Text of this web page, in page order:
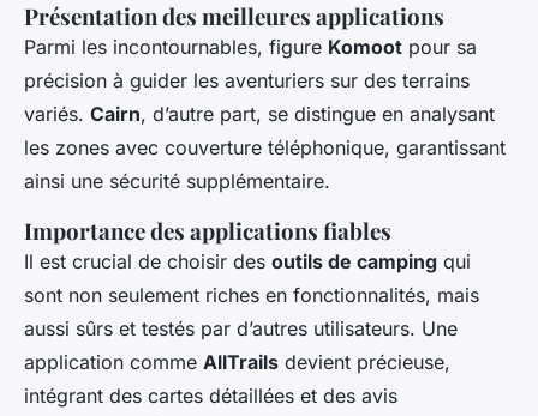
Présentation des meilleures applications
Parmi les incontournables, figure Komoot pour sa
précision à guider les aventuriers sur des terrains
variés. Cairn, d’autre part, se distingue en analysant
les zones avec couverture téléphonique, garantissant
ainsi une sécurité supplémentaire.
Importance des applications fiables
Il est crucial de choisir des outils de camping qui
sont non seulement riches en fonctionnalités, mais
aussi sûrs et testés par d’autres utilisateurs. Une
application comme AllTrails devient précieuse,
intégrant des cartes détaillées et des avis